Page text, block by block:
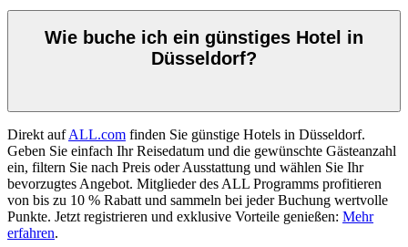
Wie buche ich ein günstiges Hotel in
Düsseldorf?
Direkt aufALL.com finden Sie günstige Hotels in Düsseldorf.
Geben Sie einfach Ihr Reisedatum und die gewünschte Gästeanzahl
ein, filtern Sie nach Preis oder Ausstattung und wählen Sie Ihr
bevorzugtes Angebot. Mitglieder des ALL Programms profitieren
von bis zu 10 % Rabatt und sammeln bei jeder Buchung wertvolle
Punkte. Jetzt registrieren und exklusive Vorteile genießen: Mehr
erfahren.